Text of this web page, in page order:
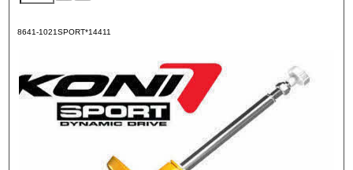
8641-1021SPORT*14411